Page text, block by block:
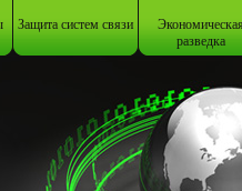
Защита систем связи
разведка